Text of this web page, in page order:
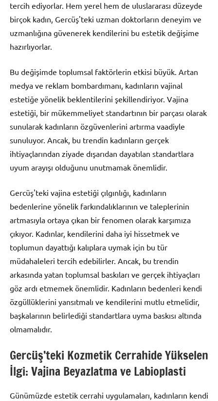
tercih ediyorlar. Hem yerel hem de uluslararası düzeyde
birçok kadın, Gercüş'teki uzman doktorların deneyim ve
uzmanlığına güvenerek kendilerini bu estetik değişime
hazırlıyorlar.
Bu değişimde toplumsal faktörlerin etkisi büyük. Artan
medya ve reklam bombardımanı, kadınların vajinal
estetiğe yönelik beklentilerini şekillendiriyor. Vajina
estetiği, bir mükemmeliyet standartının bir parçası olarak
sunularak kadınların özgüvenlerini artırma vaadiyle
sunuluyor. Ancak, bu trendin kadınların gerçek
ihtiyaçlarından ziyade dışarıdan dayatılan standartlara
uyum arayışı olduğunu unutmamak önemlidir.
Gercüş'teki vajina estetiği çılgınlığı, kadınların
bedenlerine yönelik farkındalıklarının ve taleplerinin
artmasıyla ortaya çıkan bir fenomen olarak karşımıza
çıkıyor. Kadınlar, kendilerini daha iyi hissetmek ve
toplumun dayattığı kalıplara uymak için bu tür
müdahaleleri tercih edebilirler. Ancak, bu trendin
arkasında yatan toplumsal baskıları ve gerçek ihtiyaçları
göz ardı etmemek önemlidir. Kadınların bedenleri kendi
özgüllüklerini yansıtmalı ve kendilerini mutlu etmelidir,
başkalarının belirlediği standartlara uyma baskısı altında
olmamalıdır.
Gercüş’teki Kozmetik Cerrahide Yükselen
İlgi: Vajina Beyazlatma ve Labioplasti
Günümüzde estetik cerrahi uygulamaları, kadınların kendi